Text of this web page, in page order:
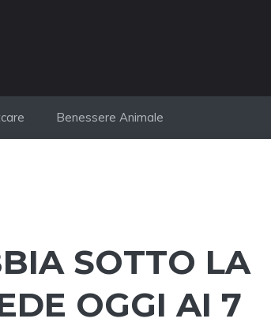
Benessere Animale
SOTTO LA
OGGI AI 7